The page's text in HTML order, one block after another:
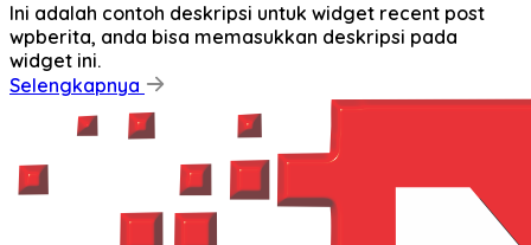
Ini adalah contoh deskripsi untuk widget recent post
wpberita, anda bisa memasukkan deskripsi pada
widget ini.
Selengkapnya